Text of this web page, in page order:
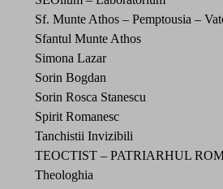
Sf. Munte Athos – Pemptousia –
Sfantul Munte Athos
Simona Lazar
Sorin Bogdan
Sorin Rosca Stanescu
Spirit Romanesc
Tanchistii Invizibili
TEOCTIST – PATRIARHUL
Theologhia